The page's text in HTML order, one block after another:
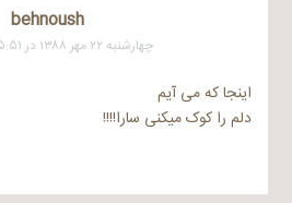
behnoush
چهارشنبه ۲۲ مهر ۱۳۸۸ در ۵:۵۱ بعد از ظهر
اینجا که می آیم
دلم را کوک میکنی سارا!!!!